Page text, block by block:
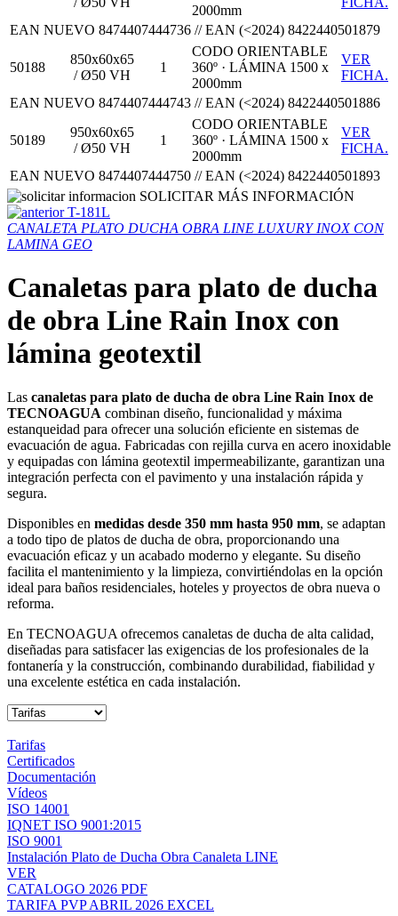
2000mm
EAN NUEVO 8474407444736 // EAN (<2024) 8422440501879
50188
850x60x65
/ Ø50 VH
1
CODO ORIENTABLE
360º · LÁMINA 1500 x
2000mm
VER
FICHA.
EAN NUEVO 8474407444743 // EAN (<2024) 8422440501886
50189
950x60x65
/ Ø50 VH
1
CODO ORIENTABLE
360º · LÁMINA 1500 x
2000mm
VER
FICHA.
EAN NUEVO 8474407444750 // EAN (<2024) 8422440501893
SOLICITAR MÁS INFORMACIÓN
T-181L
CANALETA PLATO DUCHA OBRA LINE LUXURY INOX CON
LAMINA GEO
Canaletas para plato de ducha
de obra Line Rain Inox con
lámina geotextil
Las canaletas para plato de ducha de obra Line Rain Inox de
TECNOAGUA combinan diseño, funcionalidad y máxima
estanqueidad para ofrecer una solución eficiente en sistemas de
evacuación de agua. Fabricadas con rejilla curva en acero inoxidable
y equipadas con lámina geotextil impermeabilizante, garantizan una
integración perfecta con el pavimento y una instalación rápida y
segura.
Disponibles en medidas desde 350 mm hasta 950 mm, se adaptan
a todo tipo de platos de ducha de obra, proporcionando una
evacuación eficaz y un acabado moderno y elegante. Su diseño
facilita el mantenimiento y la limpieza, convirtiéndolas en la opción
ideal para baños residenciales, hoteles y proyectos de obra nueva o
reforma.
En TECNOAGUA ofrecemos canaletas de ducha de alta calidad,
diseñadas para satisfacer las exigencias de los profesionales de la
fontanería y la construcción, combinando durabilidad, fiabilidad y
una excelente estética en cada instalación.
Tarifas
Certificados
Documentación
Vídeos
ISO 14001
IQNET ISO 9001:2015
ISO 9001
Instalación Plato de Ducha Obra Canaleta LINE
VER
CATALOGO 2026 PDF
TARIFA PVP ABRIL 2026 EXCEL